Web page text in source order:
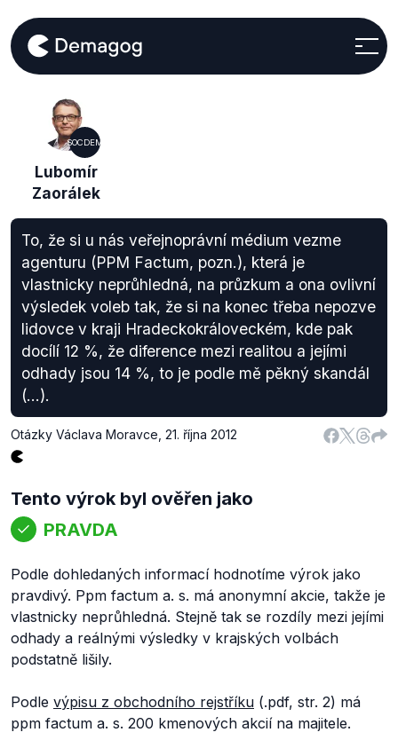
SOCDEM
Lubomír
Zaorálek
To, že si u nás veřejnoprávní médium vezme
agenturu (PPM Factum, pozn.), která je
vlastnicky neprůhledná, na průzkum a ona ovlivní
výsledek voleb tak, že si na konec třeba nepozve
lidovce v kraji Hradeckokráloveckém, kde pak
docílí 12 %, že diference mezi realitou a jejími
odhady jsou 14 %, to je podle mě pěkný skandál
(...).
Otázky Václava Moravce 21. října 2012
Tento výrok byl ověřen jako
PRAVDA
Podle dohledaných informací hodnotíme výrok jako
pravdivý. Ppm factum a. s. má anonymní akcie, takže je
vlastnicky neprůhledná. Stejně tak se rozdíly mezi jejími
odhady a reálnými výsledky v krajských volbách
podstatně lišily.
Podle výpisu z obchodního rejstříku (.pdf, str. 2) má
ppm factum a. s. 200 kmenových akcií na majitele.